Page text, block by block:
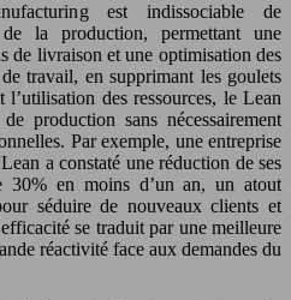
est indissociable de
la production, permettant une
de livraison et une optimisation des
travail, en supprimant les goulets
l’utilisation des ressources, le Lean
production sans nécessairement
Par exemple, une entreprise
a constaté une réduction de ses
30% en moins d’un an, un atout
séduire de nouveaux clients et
se traduit par une meilleure
réactivité face aux demandes du